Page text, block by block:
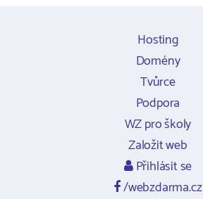
Hosting
Domény
Tvůrce
Podpora
WZ pro školy
Založit web
Přihlásit se
/webzdarma.cz